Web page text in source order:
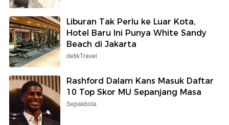
Liburan Tak Perlu ke Luar Kota,
Hotel Baru Ini Punya White Sandy
Beach di Jakarta
detikTravel
Rashford Dalam Kans Masuk Daftar
10 Top Skor MU Sepanjang Masa
Sepakbola